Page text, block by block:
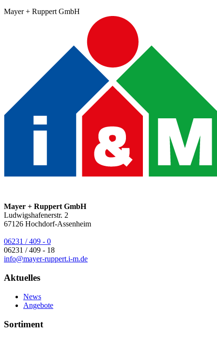
Mayer + Ruppert GmbH
Mayer + Ruppert GmbH
Ludwigshafenerstr. 2
67126 Hochdorf-Assenheim
06231 / 409 - 0
06231 / 409 - 18
info@mayer-ruppert.i-m.de
Aktuelles
News
Angebote
Sortiment